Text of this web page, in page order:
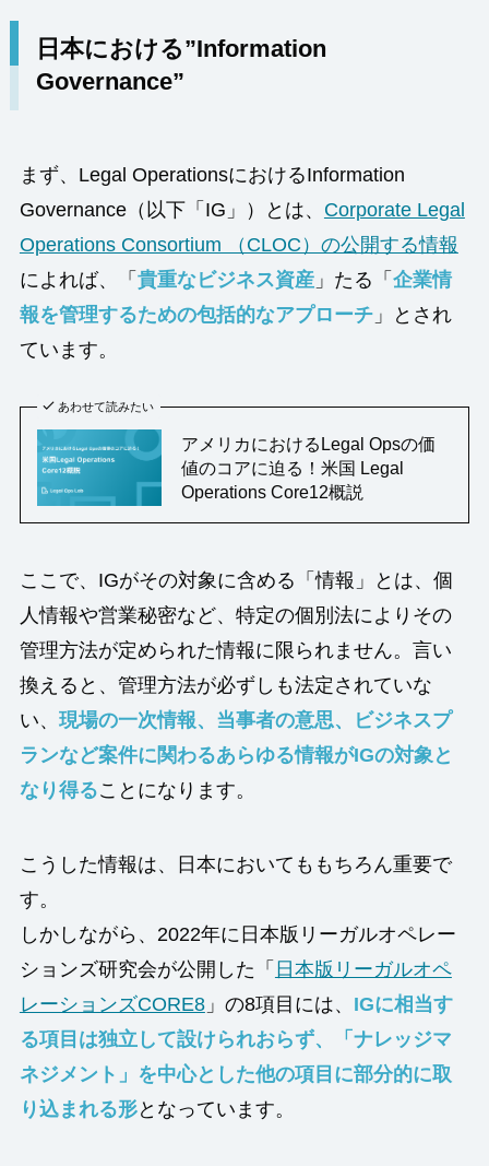
日本における”Information
Governance”
まず、Legal OperationsにおけるInformation
Governance（以下「IG」）とは、 Corporate Legal
Operations Consortium （CLOC）の公開する情報
によれば、「 貴重なビジネス資産」たる「 企業情
報を管理するための包括的なアプローチ」とされ
ています。
あわせて読みたい
アメリカにおけるLegal Opsの価
値のコアに迫る！米国 Legal
Operations Core12概説
ここで、IGがその対象に含める「情報」とは、個
人情報や営業秘密など、特定の個別法によりその
管理方法が定められた情報に限られません。言い
換えると、管理方法が必ずしも法定されていな
い、 現場の一次情報、当事者の意思、ビジネスプ
ランなど案件に関わるあらゆる情報がIGの対象と
なり得ることになります。
こうした情報は、日本においてももちろん重要で
す。
しかしながら、2022年に日本版リーガルオペレー
ションズ研究会が公開した「 日本版リーガルオペ
レーションズCORE8」の8項目には、 IGに相当す
る項目は独立して設けられおらず、「ナレッジマ
ネジメント」を中心とした他の項目に部分的に取
り込まれる形となっています。